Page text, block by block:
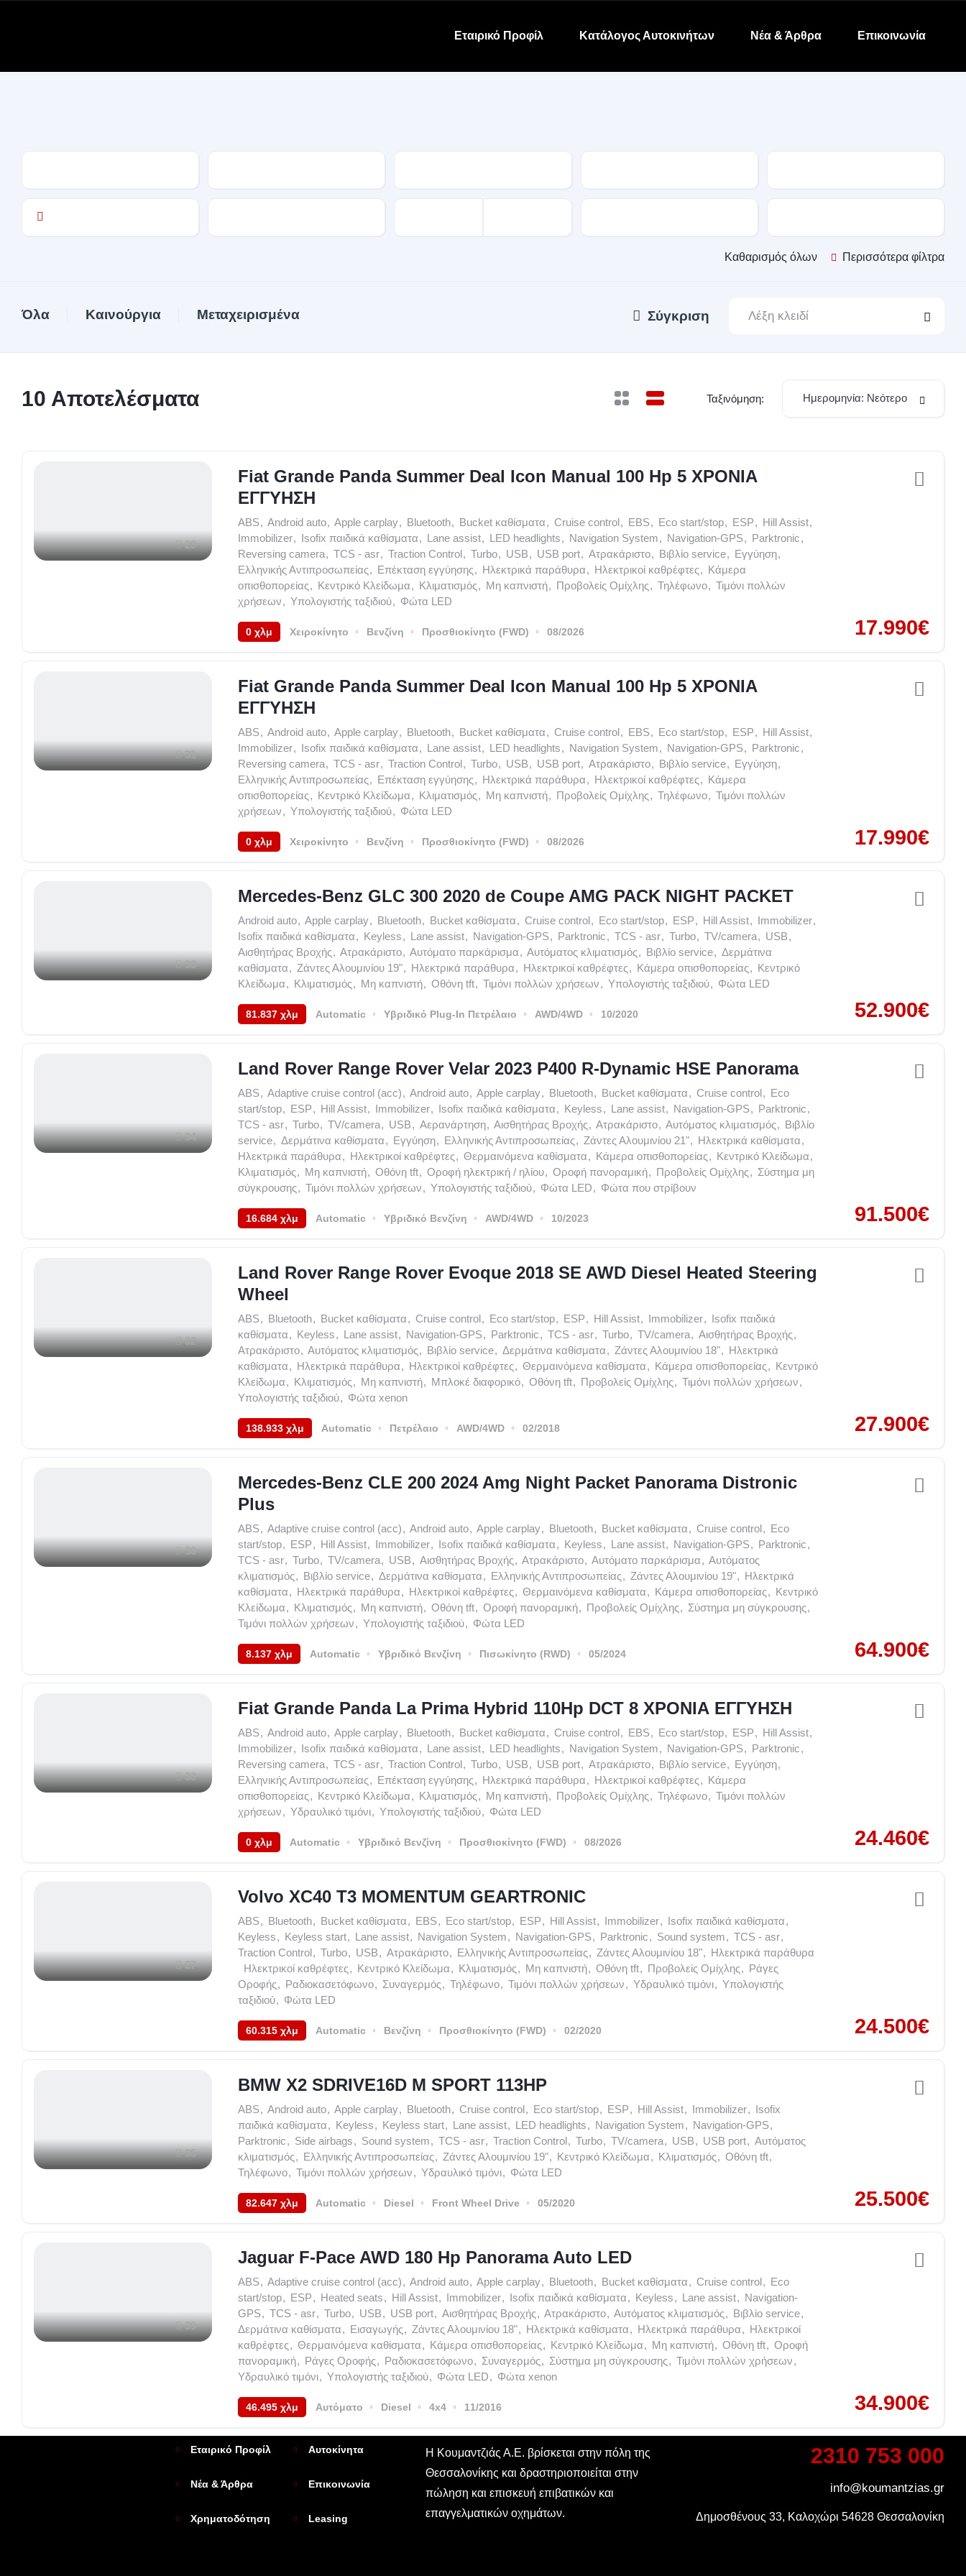
Εταιρικό Προφίλ Κατάλογος Αυτοκινήτων Νέα & Άρθρα Επικοινωνία
Καθαρισμός όλων Περισσότερα φίλτρα
Όλα Καινούργια Μεταχειρισμένα Σύγκριση
10 Αποτελέσματα Ταξινόμηση: Ημερομηνία: Νεότερο
29
Fiat Grande Panda Summer Deal Icon Manual 100 Hp 5 ΧΡΟΝΙΑ
ΕΓΓΥΗΣΗ
ABS, Android auto, Apple carplay, Bluetooth, Bucket καθίσματα, Cruise control, EBS, Eco start/stop, ESP, Hill Assist,
Immobilizer, Isofix παιδικά καθίσματα, Lane assist, LED headlights, Navigation System, Navigation-GPS, Parktronic,
Reversing camera, TCS - asr, Traction Control, Turbo, USB, USB port, Ατρακάριστο, Βιβλίο service, Εγγύηση,
Ελληνικής Αντιπροσωπείας, Επέκταση εγγύησης, Ηλεκτρικά παράθυρα, Ηλεκτρικοί καθρέφτες, Κάμερα
οπισθοπορείας, Κεντρικό Κλείδωμα, Κλιματισμός, Μη καπνιστή, Προβολείς Ομίχλης, Τηλέφωνο, Τιμόνι πολλών
χρήσεων, Υπολογιστής ταξιδιού, Φώτα LED
0 χλμ Χειροκίνητο Βενζίνη Προσθιοκίνητο (FWD) 08/2026 17.990€
31
Fiat Grande Panda Summer Deal Icon Manual 100 Hp 5 ΧΡΟΝΙΑ
ΕΓΓΥΗΣΗ
ABS, Android auto, Apple carplay, Bluetooth, Bucket καθίσματα, Cruise control, EBS, Eco start/stop, ESP, Hill Assist,
Immobilizer, Isofix παιδικά καθίσματα, Lane assist, LED headlights, Navigation System, Navigation-GPS, Parktronic,
Reversing camera, TCS - asr, Traction Control, Turbo, USB, USB port, Ατρακάριστο, Βιβλίο service, Εγγύηση,
Ελληνικής Αντιπροσωπείας, Επέκταση εγγύησης, Ηλεκτρικά παράθυρα, Ηλεκτρικοί καθρέφτες, Κάμερα
οπισθοπορείας, Κεντρικό Κλείδωμα, Κλιματισμός, Μη καπνιστή, Προβολείς Ομίχλης, Τηλέφωνο, Τιμόνι πολλών
χρήσεων, Υπολογιστής ταξιδιού, Φώτα LED
0 χλμ Χειροκίνητο Βενζίνη Προσθιοκίνητο (FWD) 08/2026 17.990€
33
Mercedes-Benz GLC 300 2020 de Coupe AMG PACK NIGHT PACKET
Android auto, Apple carplay, Bluetooth, Bucket καθίσματα, Cruise control, Eco start/stop, ESP, Hill Assist, Immobilizer,
Isofix παιδικά καθίσματα, Keyless, Lane assist, Navigation-GPS, Parktronic, TCS - asr, Turbo, TV/camera, USB,
Αισθητήρας Βροχής, Ατρακάριστο, Αυτόματο παρκάρισμα, Αυτόματος κλιματισμός, Βιβλίο service, Δερμάτινα
καθίσματα, Ζάντες Αλουμινίου 19", Ηλεκτρικά παράθυρα, Ηλεκτρικοί καθρέφτες, Κάμερα οπισθοπορείας, Κεντρικό
Κλείδωμα, Κλιματισμός, Μη καπνιστή, Οθόνη tft, Τιμόνι πολλών χρήσεων, Υπολογιστής ταξιδιού, Φώτα LED
81.837 χλμ Automatic Υβριδικό Plug-In Πετρέλαιο AWD/4WD 10/2020 52.900€
34
Land Rover Range Rover Velar 2023 P400 R-Dynamic HSE Panorama
ABS, Adaptive cruise control (acc), Android auto, Apple carplay, Bluetooth, Bucket καθίσματα, Cruise control, Eco
start/stop, ESP, Hill Assist, Immobilizer, Isofix παιδικά καθίσματα, Keyless, Lane assist, Navigation-GPS, Parktronic,
TCS - asr, Turbo, TV/camera, USB, Αερανάρτηση, Αισθητήρας Βροχής, Ατρακάριστο, Αυτόματος κλιματισμός, Βιβλίο
service, Δερμάτινα καθίσματα, Εγγύηση, Ελληνικής Αντιπροσωπείας, Ζάντες Αλουμινίου 21", Ηλεκτρικά καθίσματα,
Ηλεκτρικά παράθυρα, Ηλεκτρικοί καθρέφτες, Θερμαινόμενα καθίσματα, Κάμερα οπισθοπορείας, Κεντρικό Κλείδωμα,
Κλιματισμός, Μη καπνιστή, Οθόνη tft, Οροφή ηλεκτρική / ηλίου, Οροφή πανοραμική, Προβολείς Ομίχλης, Σύστημα μη
σύγκρουσης, Τιμόνι πολλών χρήσεων, Υπολογιστής ταξιδιού, Φώτα LED, Φώτα που στρίβουν
16.684 χλμ Automatic Υβριδικό Βενζίνη AWD/4WD 10/2023 91.500€
32
Land Rover Range Rover Evoque 2018 SE AWD Diesel Heated Steering
Wheel
ABS, Bluetooth, Bucket καθίσματα, Cruise control, Eco start/stop, ESP, Hill Assist, Immobilizer, Isofix παιδικά
καθίσματα, Keyless, Lane assist, Navigation-GPS, Parktronic, TCS - asr, Turbo, TV/camera, Αισθητήρας Βροχής,
Ατρακάριστο, Αυτόματος κλιματισμός, Βιβλίο service, Δερμάτινα καθίσματα, Ζάντες Αλουμινίου 18", Ηλεκτρικά
καθίσματα, Ηλεκτρικά παράθυρα, Ηλεκτρικοί καθρέφτες, Θερμαινόμενα καθίσματα, Κάμερα οπισθοπορείας, Κεντρικό
Κλείδωμα, Κλιματισμός, Μη καπνιστή, Μπλοκέ διαφορικό, Οθόνη tft, Προβολείς Ομίχλης, Τιμόνι πολλών χρήσεων,
Υπολογιστής ταξιδιού, Φώτα xenon
138.933 χλμ Automatic Πετρέλαιο AWD/4WD 02/2018 27.900€
30
Mercedes-Benz CLE 200 2024 Amg Night Packet Panorama Distronic
Plus
ABS, Adaptive cruise control (acc), Android auto, Apple carplay, Bluetooth, Bucket καθίσματα, Cruise control, Eco
start/stop, ESP, Hill Assist, Immobilizer, Isofix παιδικά καθίσματα, Keyless, Lane assist, Navigation-GPS, Parktronic,
TCS - asr, Turbo, TV/camera, USB, Αισθητήρας Βροχής, Ατρακάριστο, Αυτόματο παρκάρισμα, Αυτόματος
κλιματισμός, Βιβλίο service, Δερμάτινα καθίσματα, Ελληνικής Αντιπροσωπείας, Ζάντες Αλουμινίου 19", Ηλεκτρικά
καθίσματα, Ηλεκτρικά παράθυρα, Ηλεκτρικοί καθρέφτες, Θερμαινόμενα καθίσματα, Κάμερα οπισθοπορείας, Κεντρικό
Κλείδωμα, Κλιματισμός, Μη καπνιστή, Οθόνη tft, Οροφή πανοραμική, Προβολείς Ομίχλης, Σύστημα μη σύγκρουσης,
Τιμόνι πολλών χρήσεων, Υπολογιστής ταξιδιού, Φώτα LED
8.137 χλμ Automatic Υβριδικό Βενζίνη Πισωκίνητο (RWD) 05/2024 64.900€
33
Fiat Grande Panda La Prima Hybrid 110Hp DCT 8 ΧΡΟΝΙΑ ΕΓΓΥΗΣΗ
ABS, Android auto, Apple carplay, Bluetooth, Bucket καθίσματα, Cruise control, EBS, Eco start/stop, ESP, Hill Assist,
Immobilizer, Isofix παιδικά καθίσματα, Lane assist, LED headlights, Navigation System, Navigation-GPS, Parktronic,
Reversing camera, TCS - asr, Traction Control, Turbo, USB, USB port, Ατρακάριστο, Βιβλίο service, Εγγύηση,
Ελληνικής Αντιπροσωπείας, Επέκταση εγγύησης, Ηλεκτρικά παράθυρα, Ηλεκτρικοί καθρέφτες, Κάμερα
οπισθοπορείας, Κεντρικό Κλείδωμα, Κλιματισμός, Μη καπνιστή, Προβολείς Ομίχλης, Τηλέφωνο, Τιμόνι πολλών
χρήσεων, Υδραυλικό τιμόνι, Υπολογιστής ταξιδιού, Φώτα LED
0 χλμ Automatic Υβριδικό Βενζίνη Προσθιοκίνητο (FWD) 08/2026 24.460€
27
Volvo XC40 T3 MOMENTUM GEARTRONIC
ABS, Bluetooth, Bucket καθίσματα, EBS, Eco start/stop, ESP, Hill Assist, Immobilizer, Isofix παιδικά καθίσματα,
Keyless, Keyless start, Lane assist, Navigation System, Navigation-GPS, Parktronic, Sound system, TCS - asr,
Traction Control, Turbo, USB, Ατρακάριστο, Ελληνικής Αντιπροσωπείας, Ζάντες Αλουμινίου 18", Ηλεκτρικά παράθυρα
Ηλεκτρικοί καθρέφτες, Κεντρικό Κλείδωμα, Κλιματισμός, Μη καπνιστή, Οθόνη tft, Προβολείς Ομίχλης, Ράγες
Οροφής, Ραδιοκασετόφωνο, Συναγερμός, Τηλέφωνο, Τιμόνι πολλών χρήσεων, Υδραυλικό τιμόνι, Υπολογιστής
ταξιδιού, Φώτα LED
60.315 χλμ Automatic Βενζίνη Προσθιοκίνητο (FWD) 02/2020 24.500€
35
BMW X2 SDRIVE16D M SPORT 113HP
ABS, Android auto, Apple carplay, Bluetooth, Cruise control, Eco start/stop, ESP, Hill Assist, Immobilizer, Isofix
παιδικά καθίσματα, Keyless, Keyless start, Lane assist, LED headlights, Navigation System, Navigation-GPS,
Parktronic, Side airbags, Sound system, TCS - asr, Traction Control, Turbo, TV/camera, USB, USB port, Αυτόματος
κλιματισμός, Ελληνικής Αντιπροσωπείας, Ζάντες Αλουμινίου 19", Κεντρικό Κλείδωμα, Κλιματισμός, Οθόνη tft,
Τηλέφωνο, Τιμόνι πολλών χρήσεων, Υδραυλικό τιμόνι, Φώτα LED
82.647 χλμ Automatic Diesel Front Wheel Drive 05/2020 25.500€
39
Jaguar F-Pace AWD 180 Hp Panorama Auto LED
ABS, Adaptive cruise control (acc), Android auto, Apple carplay, Bluetooth, Bucket καθίσματα, Cruise control, Eco
start/stop, ESP, Heated seats, Hill Assist, Immobilizer, Isofix παιδικά καθίσματα, Keyless, Lane assist, Navigation-
GPS, TCS - asr, Turbo, USB, USB port, Αισθητήρας Βροχής, Ατρακάριστο, Αυτόματος κλιματισμός, Βιβλίο service,
Δερμάτινα καθίσματα, Εισαγωγής, Ζάντες Αλουμινίου 18", Ηλεκτρικά καθίσματα, Ηλεκτρικά παράθυρα, Ηλεκτρικοί
καθρέφτες, Θερμαινόμενα καθίσματα, Κάμερα οπισθοπορείας, Κεντρικό Κλείδωμα, Μη καπνιστή, Οθόνη tft, Οροφή
πανοραμική, Ράγες Οροφής, Ραδιοκασετόφωνο, Συναγερμός, Σύστημα μη σύγκρουσης, Τιμόνι πολλών χρήσεων,
Υδραυλικό τιμόνι, Υπολογιστής ταξιδιού, Φώτα LED, Φώτα xenon
46.495 χλμ Αυτόματο Diesel 4x4 11/2016 34.900€
Εταιρικό Προφίλ Αυτοκίνητα
Νέα & Άρθρα Επικοινωνία
Χρηματοδότηση Leasing
Η Κουμαντζιάς Α.Ε. βρίσκεται στην πόλη της
Θεσσαλονίκης και δραστηριοποιείται στην
πώληση και επισκευή επιβατικών και
επαγγελματικών οχημάτων.
2310 753 000
info@koumantzias.gr
Δημοσθένους 33, Καλοχώρι 54628 Θεσσαλονίκη